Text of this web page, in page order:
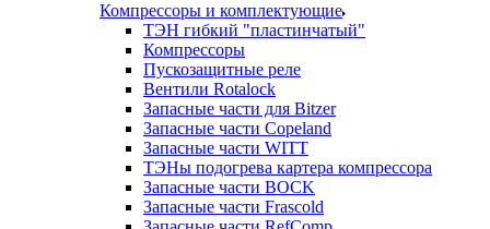
Компрессоры и комплектующие
ТЭН гибкий "пластинчатый"
Компрессоры
Пускозащитные реле
Вентили Rotalock
Запасные части для Bitzer
Запасные части Copeland
Запасные части WITT
ТЭНы подогрева картера компрессора
Запасные части BOCK
Запасные части Frascold